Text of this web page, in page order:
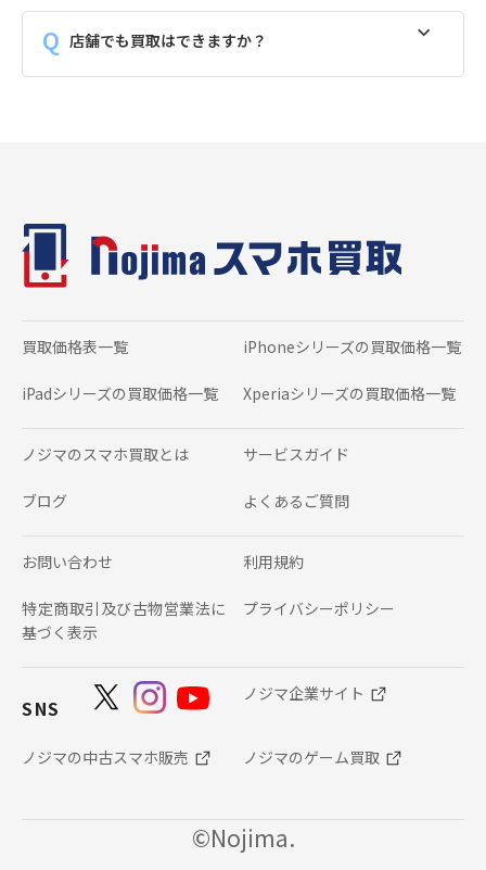
店舗でも買取はできますか？
買取価格表一覧 iPhoneシリーズの 買取価格一覧
iPadシリーズの 買取価格一覧 Xperiaシリーズの 買取価格一覧
ノジマのスマホ買取とは サービスガイド
ブログ よくあるご質問
お問い合わせ 利用規約
特定商取引及び古物営業法に
基づく表示
プライバシーポリシー
SNS
ノジマ企業サイト
ノジマの中古スマホ販売 ノジマのゲーム買取
©Nojima.